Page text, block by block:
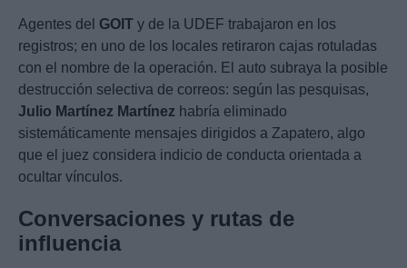
Agentes del GOIT y de la UDEF trabajaron en los
registros; en uno de los locales retiraron cajas rotuladas
con el nombre de la operación. El auto subraya la posible
destrucción selectiva de correos: según las pesquisas,
Julio Martínez Martínez habría eliminado
sistemáticamente mensajes dirigidos a Zapatero, algo
que el juez considera indicio de conducta orientada a
ocultar vínculos.
Conversaciones y rutas de
influencia